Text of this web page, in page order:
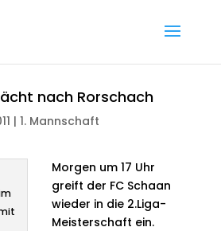
nach Rorschach
| 1. Mannschaft
Morgen um 17 Uhr
greift der FC Schaan
wieder in die 2.Liga-
Meisterschaft ein.